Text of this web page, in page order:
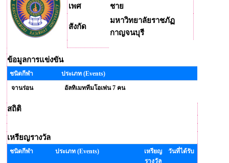
เพศ
ชาย
สังกัด
มหาวิทยาลัยราชภัฏ
กาญจนบุรี
ข้อมูลการแข่งขัน
ชนิดกีฬา
ประเภท (Events)
จานร่อน
อัลทิเมททีมโอเพ่น 7 คน
สถิติ
เหรียญรางวัล
ชนิดกีฬา ประเภท (Events)
เหรียญ
รางวัล
วันที่ได้รับ